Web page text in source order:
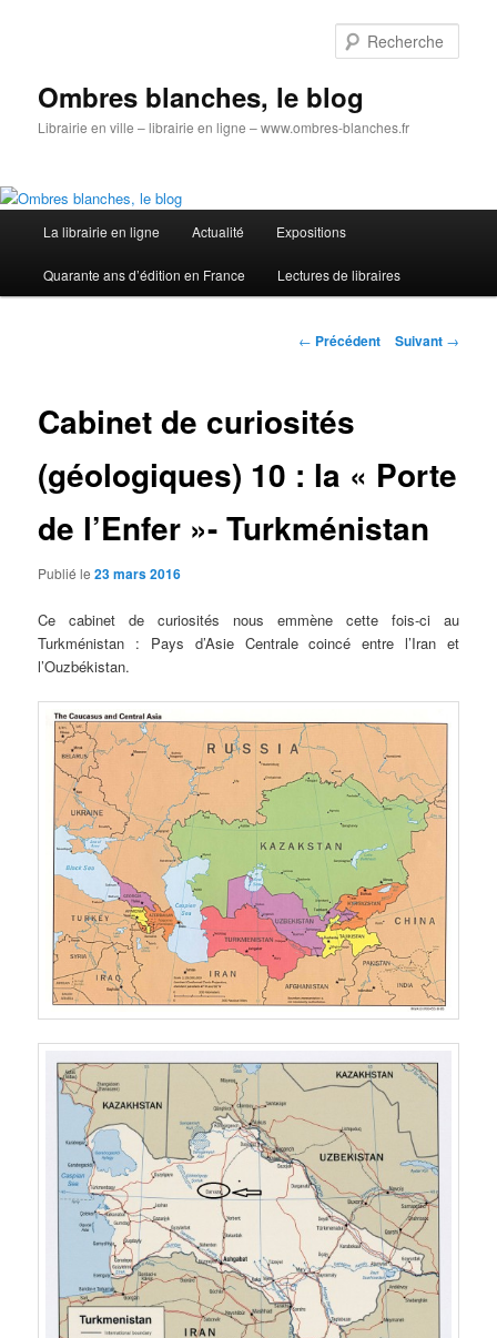
Ombres blanches, le blog
Librairie en ville – librairie en ligne – www.ombres-blanches.fr
principal
La librairie en ligne Actualité Expositions
Quarante ans d’édition en France Lectures de libraires
Navigation
← Précédent Suivant →
Cabinet de curiosités
(géologiques) 10 : la « Porte
de l’Enfer »- Turkménistan
Publié le23 mars 2016
Ce cabinet de curiosités nous emmène cette fois-ci au
Turkménistan : Pays d’Asie Centrale coincé entre l’Iran et
l’Ouzbékistan.